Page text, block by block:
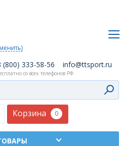
Корзина 0
(800) 333-58-56 info@ttsport.ru
со всех телефонов РФ